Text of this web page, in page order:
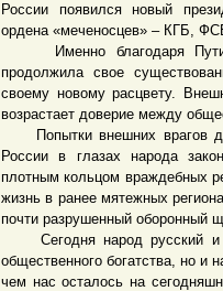
России появился новый
ордена «меченосцев» – КГБ,
Именно благодаря Путину
продолжила свое
своему новому расцвету.
возрастает доверие между
Попытки внешних врагов
России в глазах народа
плотным кольцом враждебных
жизнь в ранее мятежных
почти разрушенный оборонный
Сегодня народ русский и
общественного богатства, но
чем нас осталось на